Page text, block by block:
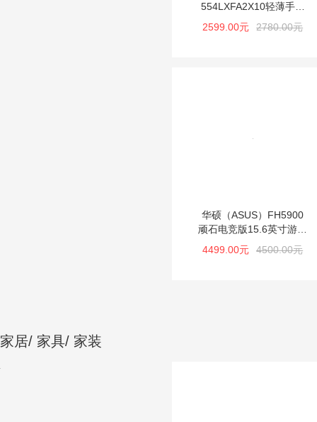
554LXFA2X10轻薄手提
游戏本笔记本电脑
2599.00元 2780.00元
华硕（ASUS）FH5900
顽石电竞版15.6英寸游戏
笔记本电脑
4499.00元 4500.00元
家居/ 家具/ 家装